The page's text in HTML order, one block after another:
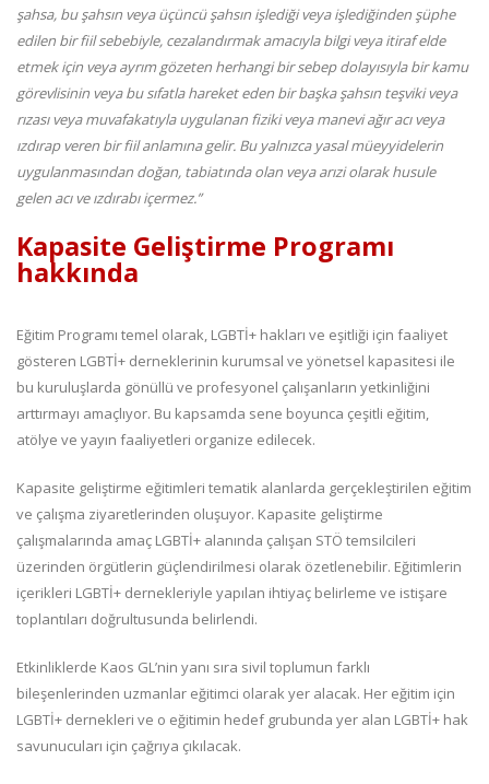
şahsa, bu şahsın veya üçüncü şahsın işlediği veya işlediğinden şüphe
edilen bir fiil sebebiyle, cezalandırmak amacıyla bilgi veya itiraf elde
etmek için veya ayrım gözeten herhangi bir sebep dolayısıyla bir kamu
görevlisinin veya bu sıfatla hareket eden bir başka şahsın teşviki veya
rızası veya muvafakatıyla uygulanan fiziki veya manevi ağır acı veya
ızdırap veren bir fiil anlamına gelir. Bu yalnızca yasal müeyyidelerin
uygulanmasından doğan, tabiatında olan veya arızi olarak husule
gelen acı ve ızdırabı içermez.”
Kapasite Geliştirme Programı
hakkında
Eğitim Programı temel olarak, LGBTİ+ hakları ve eşitliği için faaliyet
gösteren LGBTİ+ derneklerinin kurumsal ve yönetsel kapasitesi ile
bu kuruluşlarda gönüllü ve profesyonel çalışanların yetkinliğini
arttırmayı amaçlıyor. Bu kapsamda sene boyunca çeşitli eğitim,
atölye ve yayın faaliyetleri organize edilecek.
Kapasite geliştirme eğitimleri tematik alanlarda gerçekleştirilen eğitim
ve çalışma ziyaretlerinden oluşuyor. Kapasite geliştirme
çalışmalarında amaç LGBTİ+ alanında çalışan STÖ temsilcileri
üzerinden örgütlerin güçlendirilmesi olarak özetlenebilir. Eğitimlerin
içerikleri LGBTİ+ dernekleriyle yapılan ihtiyaç belirleme ve istişare
toplantıları doğrultusunda belirlendi.
Etkinliklerde Kaos GL’nin yanı sıra sivil toplumun farklı
bileşenlerinden uzmanlar eğitimci olarak yer alacak. Her eğitim için
LGBTİ+ dernekleri ve o eğitimin hedef grubunda yer alan LGBTİ+ hak
savunucuları için çağrıya çıkılacak.